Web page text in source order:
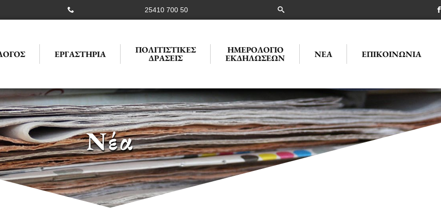
25410 700 50
ΕΡΓΑΣΤΗΡΙΑ ΠΟΛΙΤΙΣΤΙΚΕΣ
ΔΡΑΣΕΙΣ
ΗΜΕΡΟΛΌΓΙΟ
ΕΚΔΗΛΏΣΕΩΝ ΝΈΑ ΕΠΙΚΟΙΝΩΝΊΑ
Νέα